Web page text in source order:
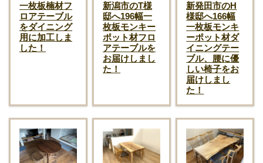
一枚板楠材フ
ロアテーブル
をダイニング
用に加工しま
した！
新潟市のT様
邸へ196幅一
枚板モンキー
ポット材フロ
アテーブルを
お届けしまし
た！
新発田市のH
様邸へ166幅
一枚板モンキ
ーポット材ダ
イニングテー
ブル、腰に優
しい椅子をお
届けしまし
た！